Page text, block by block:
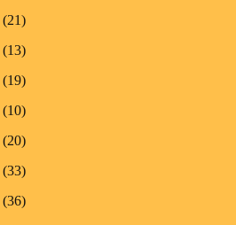
(21)
(13)
(19)
(10)
(20)
(33)
(36)